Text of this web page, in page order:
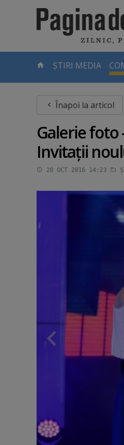
ȘTIRI MEDIA
Înapoi la articol
Galerie foto
Invitaţii
20 OCT 2016 14:23